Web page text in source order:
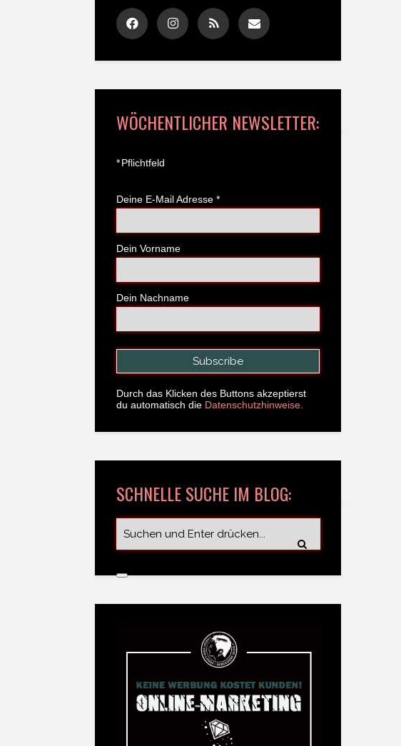
WÖCHENTLICHER NEWSLETTER:
*Pflichtfeld
Deine E-Mail Adresse *
Dein Vorname
Dein Nachname
Durch das Klicken des Buttons akzeptierst
du automatisch die Datenschutzhinweise.
SCHNELLE SUCHE IM BLOG: